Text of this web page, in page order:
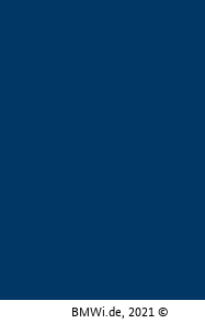
BMWi.de, 2021 ©